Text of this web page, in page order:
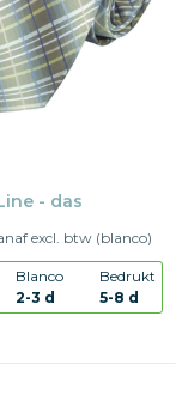
- das
excl. btw (blanco)
Blanco
2-3 d
Bedrukt
5-8 d